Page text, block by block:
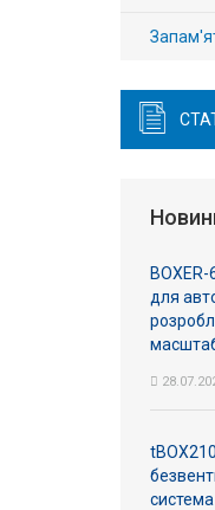
Доставка
Підтримка
для
система